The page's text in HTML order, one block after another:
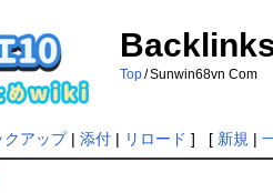
Top /Sunwin68vn Com
クアップ| 添付| リロード ] [ 新規 |